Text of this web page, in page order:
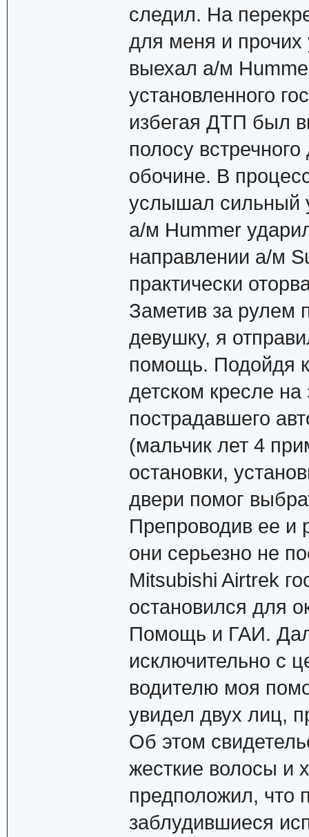
следил. На
для меня и прочих
выехал а/м
установленного
избегая ДТП был
полосу
обочине. В
услышал сильный
а/м Hummer
направлении а/м
практически
Заметив за рулем
девушку, я
помощь. Подойдя
детском кресле
пострадавшего
(мальчик лет 4
остановки,
двери помог
Препроводив ее и
они серьезно не
Mitsubishi Airtrek
остановился для
Помощь и ГАИ.
исключительно с
водителю моя
увидел двух лиц,
Об этом
жесткие волосы и
предположил, что
заблудившиеся